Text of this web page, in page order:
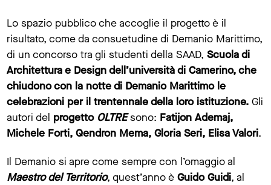
Lo spazio pubblico che accoglie il progetto è il
risultato, come da consuetudine di Demanio Marittimo,
di un concorso tra gli studenti della SAAD, Scuola di
Architettura e Design dell’università di Camerino, che
chiudono con la notte di Demanio Marittimo le
celebrazioni per il trentennale della loro istituzione. Gli
autori del progettoOLTREsono: Fatijon Ademaj,
Michele Forti, Qendron Mema, Gloria Seri, Elisa Valori.
Il Demanio si apre come sempre con l’omaggio al
Maestro del Territorio, quest’anno è Guido Guidi, al